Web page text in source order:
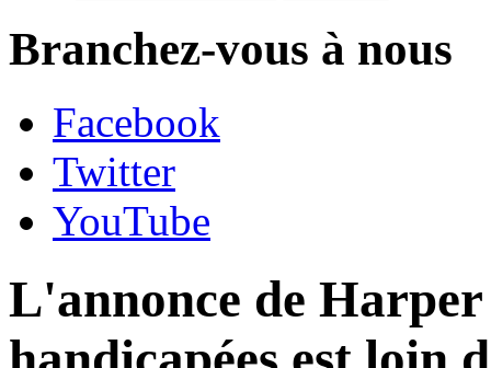
Branchez-vous à nous
Facebook
Twitter
YouTube
L'annonce de Harper